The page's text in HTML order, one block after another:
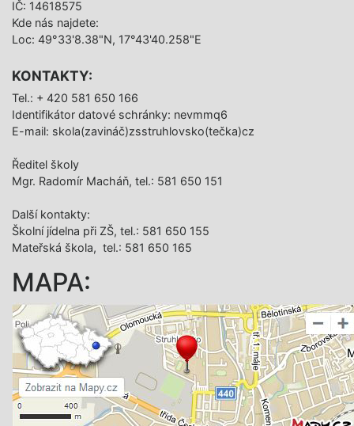
IČ: 14618575
Kde nás najdete:
Loc: 49°33'8.38"N, 17°43'40.258"E
KONTAKTY:
Tel.: + 420 581 650 166
Identifikátor datové schránky: nevmmq6
E-mail: skola(zavináč)zsstruhlovsko(tečka)cz
Ředitel školy
Mgr. Radomír Macháň, tel.: 581 650 151
Další­ kontakty:
Školní jídelna při ZŠ, tel.: 581 650 155
Mateřská škola, tel.: 581 650 165
MAPA: